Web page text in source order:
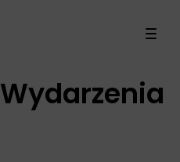
Wydarzenia